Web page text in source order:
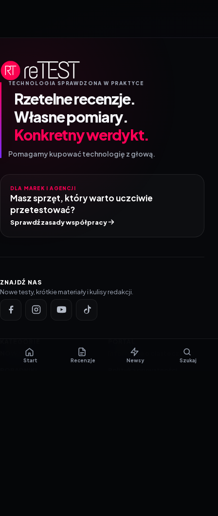
TECHNOLOGIA SPRAWDZONA W PRAKTYCE
Rzetelne recenzje.
Własne pomiary.
Konkretny werdykt.
Pomagamy kupować technologię z głową.
DLA MAREK I AGENCJI
Masz sprzęt, który warto uczciwie
przetestować?
Sprawdź zasady współpracy
ZNAJDŹ NAS
Nowe testy, krótkie materiały i kulisy redakcji.
NOWINKI Informacje o ciasteczkach
Start Recenzje Newsy Szukaj